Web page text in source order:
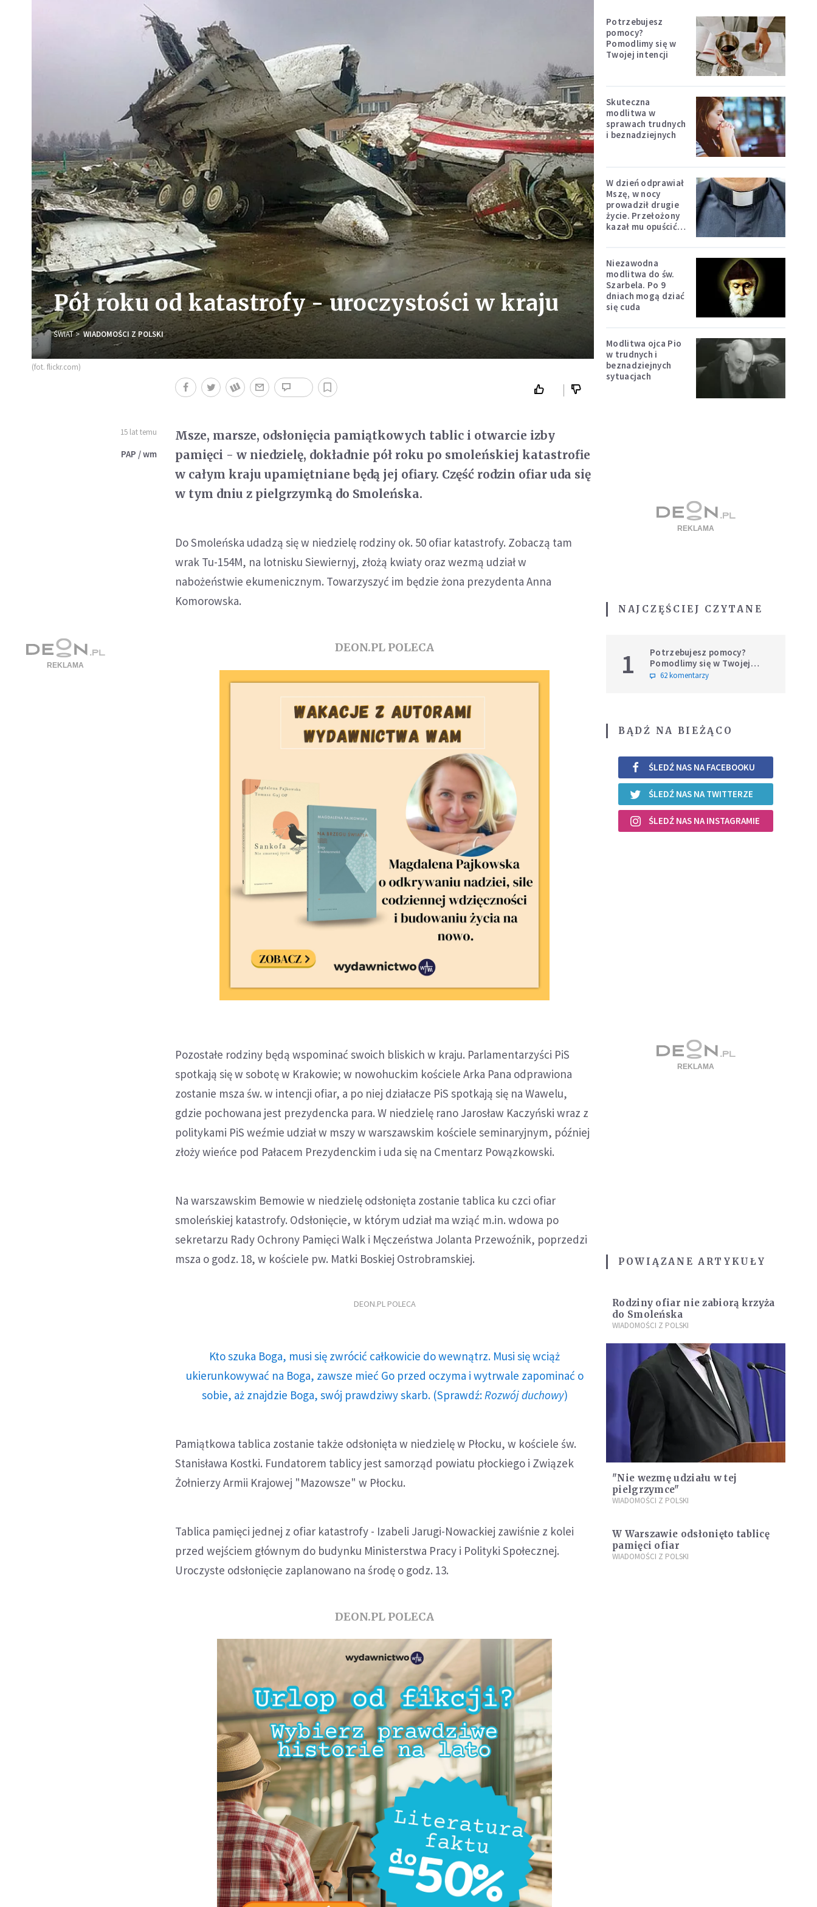
Pół roku od katastrofy - uroczystości w kraju
ŚWIAT WIADOMOŚCI Z POLSKI
(fot. flickr.com)
15 lat temu
PAP / wm
Msze, marsze, odsłonięcia pamiątkowych tablic i otwarcie izby
pamięci - w niedzielę, dokładnie pół roku po smoleńskiej katastrofie
w całym kraju upamiętniane będą jej ofiary. Część rodzin ofiar uda się
w tym dniu z pielgrzymką do Smoleńska.
Do Smoleńska udadzą się w niedzielę rodziny ok. 50 ofiar katastrofy. Zobaczą tam
wrak Tu-154M, na lotnisku Siewiernyj, złożą kwiaty oraz wezmą udział w
nabożeństwie ekumenicznym. Towarzyszyć im będzie żona prezydenta Anna
Komorowska.
DEON.PL POLECA
Pozostałe rodziny będą wspominać swoich bliskich w kraju. Parlamentarzyści PiS
spotkają się w sobotę w Krakowie; w nowohuckim kościele Arka Pana odprawiona
zostanie msza św. w intencji ofiar, a po niej działacze PiS spotkają się na Wawelu,
gdzie pochowana jest prezydencka para. W niedzielę rano Jarosław Kaczyński wraz z
politykami PiS weźmie udział w mszy w warszawskim kościele seminaryjnym, później
złoży wieńce pod Pałacem Prezydenckim i uda się na Cmentarz Powązkowski.
Na warszawskim Bemowie w niedzielę odsłonięta zostanie tablica ku czci ofiar
smoleńskiej katastrofy. Odsłonięcie, w którym udział ma wziąć m.in. wdowa po
sekretarzu Rady Ochrony Pamięci Walk i Męczeństwa Jolanta Przewoźnik, poprzedzi
msza o godz. 18, w kościele pw. Matki Boskiej Ostrobramskiej.
DEON.PL POLECA
Kto szuka Boga, musi się zwrócić całkowicie do wewnątrz. Musi się wciąż
ukierunkowywać na Boga, zawsze mieć Go przed oczyma i wytrwale zapominać o
sobie, aż znajdzie Boga, swój prawdziwy skarb. (Sprawdź: Rozwój duchowy)
Pamiątkowa tablica zostanie także odsłonięta w niedzielę w Płocku, w kościele św.
Stanisława Kostki. Fundatorem tablicy jest samorząd powiatu płockiego i Związek
Żołnierzy Armii Krajowej "Mazowsze" w Płocku.
Tablica pamięci jednej z ofiar katastrofy - Izabeli Jarugi-Nowackiej zawiśnie z kolei
przed wejściem głównym do budynku Ministerstwa Pracy i Polityki Społecznej.
Uroczyste odsłonięcie zaplanowano na środę o godz. 13.
DEON.PL POLECA
Potrzebujesz
pomocy?
Pomodlimy się w
Twojej intencji
Skuteczna
modlitwa w
sprawach trudnych
i beznadziejnych
W dzień odprawiał
Mszę, w nocy
prowadził drugie
życie. Przełożony
kazał mu opuścić
Niezawodna
modlitwa do św.
Szarbela. Po 9
dniach mogą dziać
się cuda
Modlitwa ojca Pio
w trudnych i
beznadziejnych
sytuacjach
NAJCZĘŚCIEJ CZYTANE
1
Potrzebujesz pomocy?
Pomodlimy się w Twojej
intencji
62 komentarzy
BĄDŹ NA BIEŻĄCO
ŚLEDŹ NAS NA FACEBOOKU
ŚLEDŹ NAS NA TWITTERZE
ŚLEDŹ NAS NA INSTAGRAMIE
POWIĄZANE ARTYKUŁY
Rodziny ofiar nie zabiorą krzyża
do Smoleńska
WIADOMOŚCI Z POLSKI
"Nie wezmę udziału w tej
pielgrzymce"
WIADOMOŚCI Z POLSKI
W Warszawie odsłonięto tablicę
pamięci ofiar
WIADOMOŚCI Z POLSKI